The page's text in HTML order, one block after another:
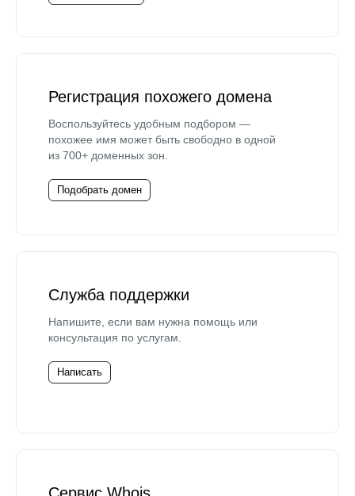
Регистрация похожего домена
Воспользуйтесь удобным подбором —
похожее имя может быть свободно в одной
из 700+ доменных зон.
Подобрать домен
Служба поддержки
Напишите, если вам нужна помощь или
консультация по услугам.
Написать